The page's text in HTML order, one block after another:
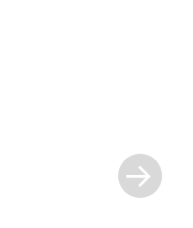
entrada